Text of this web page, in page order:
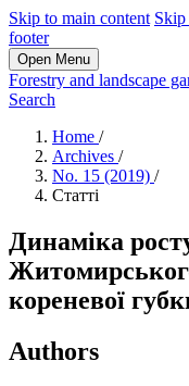
Skip to main content Skip
footer
Open Menu
Forestry and landscape
Search
Home /
Archives /
No. 15 (2019) /
Статті
Динаміка
кореневої
Authors